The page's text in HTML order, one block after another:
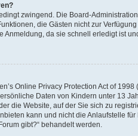
zwingend. Die Board-
die Gästen nicht zur
Anmeldung, da sie schnell erledigt ist
Online Privacy Protection Act of
Daten von Kindern unter 13
die Website, auf der Sie sich zu
kann und nicht die Anlaufstelle
gibt?“ behandelt werden.